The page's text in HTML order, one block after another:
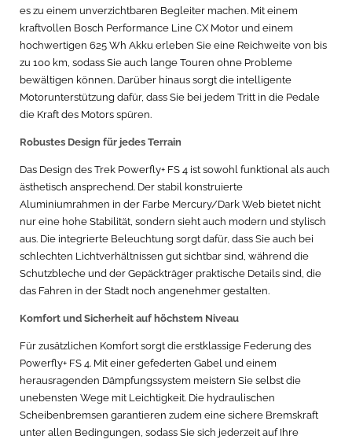
es zu einem unverzichtbaren Begleiter machen. Mit einem
kraftvollen Bosch Performance Line CX Motor und einem
hochwertigen 625 Wh Akku erleben Sie eine Reichweite von bis
zu 100 km, sodass Sie auch lange Touren ohne Probleme
bewältigen können. Darüber hinaus sorgt die intelligente
Motorunterstützung dafür, dass Sie bei jedem Tritt in die Pedale
die Kraft des Motors spüren.
Robustes Design für jedes Terrain
Das Design des Trek Powerfly+ FS 4 ist sowohl funktional als auch
ästhetisch ansprechend. Der stabil konstruierte
Aluminiumrahmen in der Farbe Mercury/Dark Web bietet nicht
nur eine hohe Stabilität, sondern sieht auch modern und stylisch
aus. Die integrierte Beleuchtung sorgt dafür, dass Sie auch bei
schlechten Lichtverhältnissen gut sichtbar sind, während die
Schutzbleche und der Gepäckträger praktische Details sind, die
das Fahren in der Stadt noch angenehmer gestalten.
Komfort und Sicherheit auf höchstem Niveau
Für zusätzlichen Komfort sorgt die erstklassige Federung des
Powerfly+ FS 4. Mit einer gefederten Gabel und einem
herausragenden Dämpfungssystem meistern Sie selbst die
unebensten Wege mit Leichtigkeit. Die hydraulischen
Scheibenbremsen garantieren zudem eine sichere Bremskraft
unter allen Bedingungen, sodass Sie sich jederzeit auf Ihre